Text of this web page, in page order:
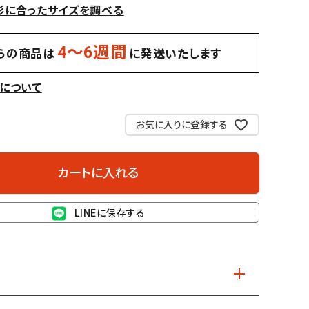
合ったサイズを調べる
の商品は 4〜6週間 に発送いたします
ついて
お気に入りに登録する
カートに入れる
LINEに保存する